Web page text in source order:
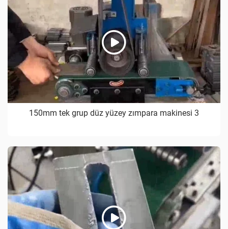
150mm tek grup düz yüzey zımpara makinesi 3